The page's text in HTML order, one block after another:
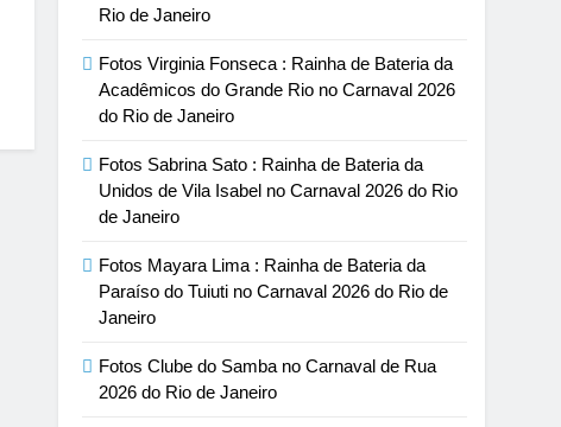
Rio de Janeiro
Fotos Virginia Fonseca : Rainha de Bateria da
Acadêmicos do Grande Rio no Carnaval 2026
do Rio de Janeiro
Fotos Sabrina Sato : Rainha de Bateria da
Unidos de Vila Isabel no Carnaval 2026 do Rio
de Janeiro
Fotos Mayara Lima : Rainha de Bateria da
Paraíso do Tuiuti no Carnaval 2026 do Rio de
Janeiro
Fotos Clube do Samba no Carnaval de Rua
2026 do Rio de Janeiro